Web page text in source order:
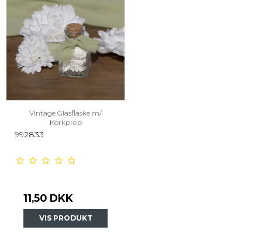
Vintage Glasflaske m/
Korkprop
992833
11,50 DKK
VIS PRODUKT